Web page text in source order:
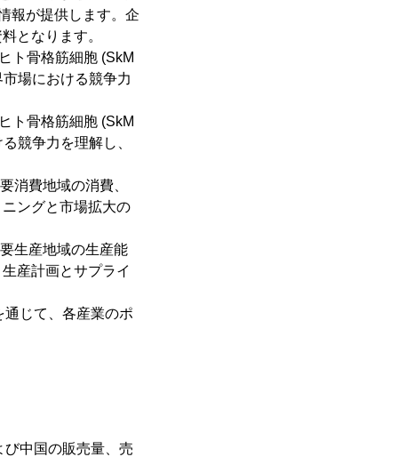
報が提供します。企
となります。
ト骨格筋細胞 (SkM
場における競争力
ト骨格筋細胞 (SkM
競争力を理解し、
消費地域の消費、
ングと市場拡大の
生産地域の生産能
産計画とサプライ
通じて、各産業のポ
中国の販売量、売